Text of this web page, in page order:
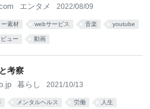
エンタメ 2022/08/09
ー素材 webサービス 音楽 youtube
ュー 動画
考察
暮らし 2021/10/13
メンタルヘルス 労働 人生